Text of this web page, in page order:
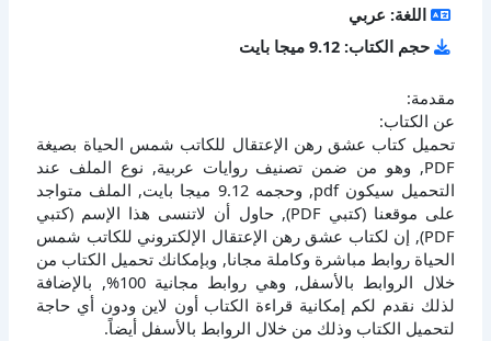
اللغة: عربي
حجم الكتاب: 9.12 ميجا بايت
مقدمة:
عن الكتاب:
تحميل كتاب عشق رهن الإعتقال للكاتب شمس الحياة بصيغة
PDF, وهو من ضمن تصنيف روايات عربية, نوع الملف عند
التحميل سيكون pdf, وحجمه 9.12 ميجا بايت, الملف متواجد
على موقعنا (كتبي PDF), حاول أن لاتنسى هذا الإسم (كتبي
PDF), إن لكتاب عشق رهن الإعتقال الإلكتروني للكاتب شمس
الحياة روابط مباشرة وكاملة مجانا, وبإمكانك تحميل الكتاب من
خلال الروابط بالأسفل, وهي روابط مجانية 100%, بالإضافة
لذلك نقدم لكم إمكانية قراءة الكتاب أون لاين ودون أي حاجة
لتحميل الكتاب وذلك من خلال الروابط بالأسفل أيضاً.